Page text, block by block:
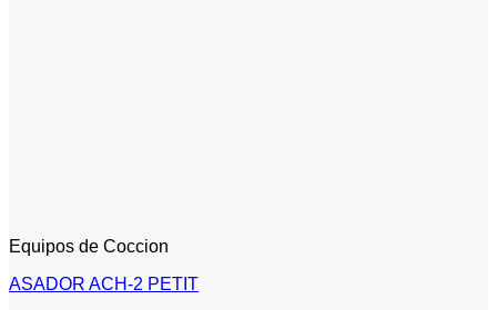
Equipos de Coccion
ASADOR ACH-2 PETIT